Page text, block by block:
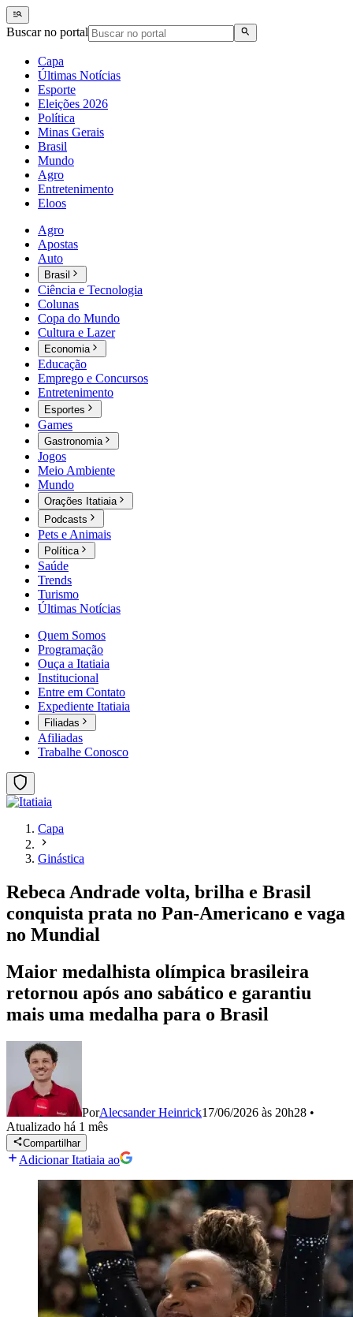
Buscar no portal
Capa
Últimas Notícias
Esporte
Eleições 2026
Política
Minas Gerais
Brasil
Mundo
Agro
Entretenimento
Eloos
Agro
Apostas
Auto
Brasil
Ciência e Tecnologia
Colunas
Copa do Mundo
Cultura e Lazer
Economia
Educação
Emprego e Concursos
Entretenimento
Esportes
Games
Gastronomia
Jogos
Meio Ambiente
Mundo
Orações Itatiaia
Podcasts
Pets e Animais
Política
Saúde
Trends
Turismo
Últimas Notícias
Quem Somos
Programação
Ouça a Itatiaia
Institucional
Entre em Contato
Expediente Itatiaia
Filiadas
Afiliadas
Trabalhe Conosco
Capa
Ginástica
Rebeca Andrade volta, brilha e Brasil
conquista prata no Pan-Americano e vaga
no Mundial
Maior medalhista olímpica brasileira
retornou após ano sabático e garantiu
mais uma medalha para o Brasil
PorAlecsander Heinrick17/06/2026 às 20h28 •
Atualizado há 1 mês
Compartilhar
Adicionar Itatiaia ao